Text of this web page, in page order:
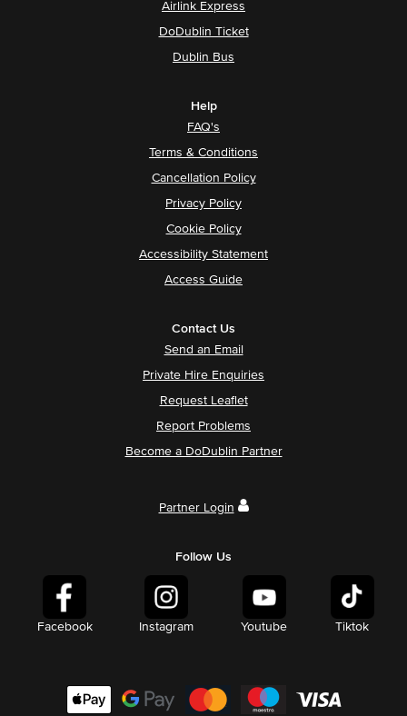
Airlink Express
DoDublin Ticket
Dublin Bus
Help
FAQ's
Terms & Conditions
Cancellation Policy
Privacy Policy
Cookie Policy
Accessibility Statement
Access Guide
Contact Us
Send an Email
Private Hire Enquiries
Request Leaflet
Report Problems
Become a DoDublin Partner
Partner Login
Follow Us
Facebook Instagram Youtube Tiktok